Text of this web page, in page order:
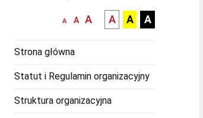
mniejsza
A
normalna
A
większa-
czcionka
A
kontrast
czarny
białym
A
kontrast
czarny
zółtym
A
kontrast
żółty
A
Strona główna
Statut i Regulamin organizacyjny
Struktura organizacyjna